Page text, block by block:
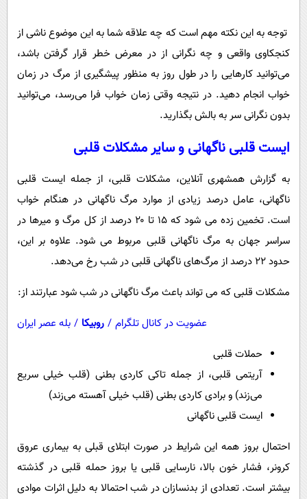
فناوری
گوناگون
حوادث
فرهنگی
بین الملل
حیات وحش
سیاست خارجی
روانشناسی
آشپزی
دانلود
توجه به این نکته مهم است که چه علاقه شما به این موضوع ناشی از
کنجکاوی واقعی و چه نگرانی از در معرض خطر قرار گرفتن باشد،
می‌توانید کارهایی را در طول روز به منظور پیشگیری از مرگ در زمان
خواب انجام دهید. در نتیجه وقتی زمان خواب فرا می‌رسد، می‌توانید
بدون نگرانی سر به بالش بگذارید.
ایست قلبی ناگهانی و سایر مشکلات قلبی
به گزارش همشهری آنلاین، مشکلات قلبی، از جمله ایست قلبی
ناگهانی، عامل درصد زیادی از موارد مرگ ناگهانی در هنگام خواب
است. تخمین زده می شود که ۱۵ تا ۲۰ درصد از کل مرگ و میرها در
سراسر جهان به مرگ ناگهانی قلبی مربوط می شود. علاوه بر این،
حدود ۲۲ درصد از مرگ‌های ناگهانی قلبی در شب رخ می‌دهد.
مشکلات قلبی که می تواند باعث مرگ ناگهانی در شب شود عبارتند از:
عضویت در کانال تلگرام / روبیکا / بله عصر ایران
حملات قلبی
آریتمی قلبی، از جمله تاکی کاردی بطنی (قلب خیلی سریع
می‌زند) و برادی کاردی بطنی (قلب خیلی آهسته می‌زند)
ایست قلبی ناگهانی
احتمال بروز همه این شرایط در صورت ابتلای قبلی به بیماری عروق
کرونر، فشار خون بالا، نارسایی قلبی یا بروز حمله قلبی در گذشته
بیشتر است. تعدادی از بدنسازان در شب احتمالا به دلیل اثرات موادی